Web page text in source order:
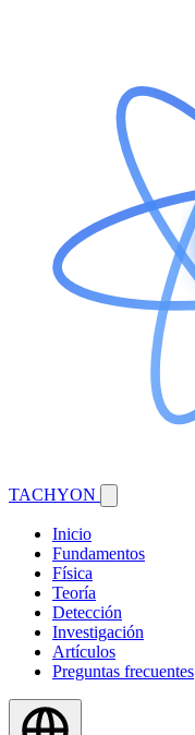
TACHYON
Inicio
Fundamentos
Física
Teoría
Detección
Investigación
Artículos
Preguntas frecuentes